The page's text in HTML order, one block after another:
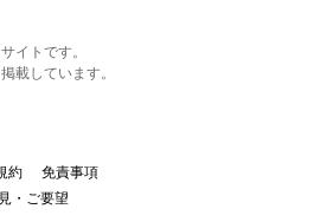
イトです。
載しています。
約
免責事項
・ご要望